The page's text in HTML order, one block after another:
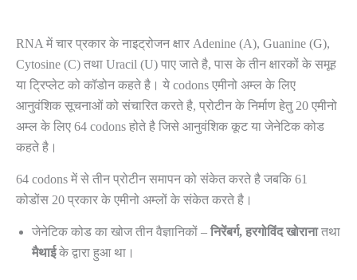
RNA में चार प्रकार के नाइट्रोजन क्षार Adenine (A), Guanine (G),
Cytosine (C) तथा Uracil (U) पाए जाते है, पास के तीन क्षारकों के समूह
या ट्रिप्लेट को कॉडोन कहते है। ये codons एमीनो अम्ल के लिए
आनुवंशिक सूचनाओं को संचारित करते है, प्रोटीन के निर्माण हेतु 20 एमीनो
अम्ल के लिए 64 codons होते है जिसे आनुवंशिक कूट या जेनेटिक कोड
कहते है।
64 codons में से तीन प्रोटीन समापन को संकेत करते है जबकि 61
कोडोंस 20 प्रकार के एमीनो अम्लों के संकेत करते है।
जेनेटिक कोड का खोज तीन वैज्ञानिकों – निरेंबर्ग, हरगोविंद खोरानातथा
मैथाईके द्वारा हुआ था।